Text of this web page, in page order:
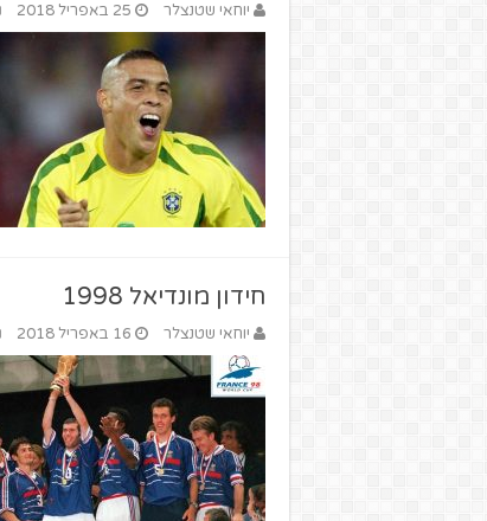
יוחאי שטנצלר 25 באפריל 2018
חידון מונדיאל 1998
יוחאי שטנצלר 16 באפריל 2018